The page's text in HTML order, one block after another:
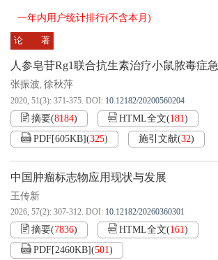
一年内用户统计排行(不含本月)
论 著
人参皂苷Rg1联合抗生素治疗小鼠脓毒症
张振波, 徐秋萍
2020, 51(3): 371-375. DOI: 10.12182/20200560204
摘要(8184) HTML全文(181)
PDF[605KB](325) 施引文献(32)
中国肿瘤标志物应用现状与发展
王传新
2026, 57(2): 307-312. DOI: 10.12182/20260360301
摘要(7836) HTML全文(161)
PDF[2460KB](501)